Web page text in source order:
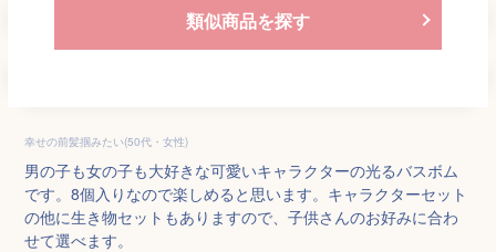
類似商品を探す
幸せの前髪掴みたい(50代・女性)
男の子も女の子も大好きな可愛いキャラクターの光るバスボム
です。8個入りなので楽しめると思います。キャラクターセット
の他に生き物セットもありますので、子供さんのお好みに合わ
せて選べます。